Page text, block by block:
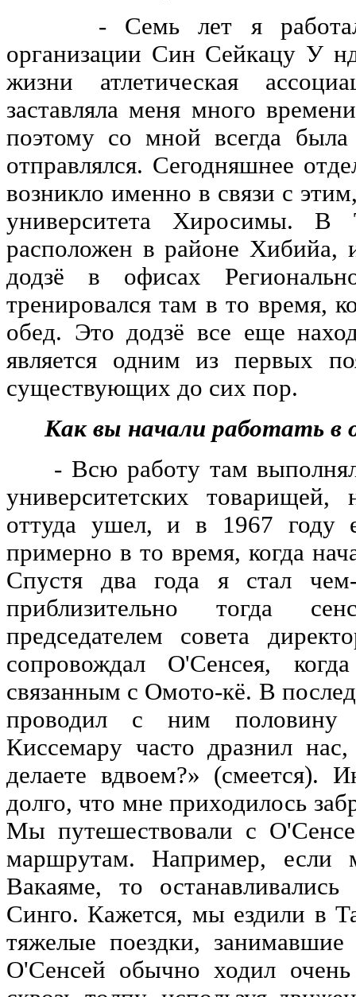
- Семь лет я работал в
организации Син Сейкацу У
жизни атлетическая
заставляла меня много
поэтому со мной всегда
отправлялся. Сегодняшнее
возникло именно в связи с
университета Хиросимы.
расположен в районе
додзё в офисах
тренировался там в то время,
обед. Это додзё все еще
является одним из первых
существующих до сих пор.
Как вы начали работать в
- Всю работу там
университетских
оттуда ушел, и в 1967 году
примерно в то время, когда
Спустя два года я стал
приблизительно тогда
председателем совета
сопровождал О'Сенсея,
связанным с Омото-кё. В
проводил с ним половину
Киссемару часто дразнил
делаете вдвоем?»
долго, что мне приходилось
Мы путешествовали с
маршрутам. Например,
Вакаяме, то
Синго. Кажется, мы ездили в
тяжелые поездки,
О'Сенсей обычно ходил очень